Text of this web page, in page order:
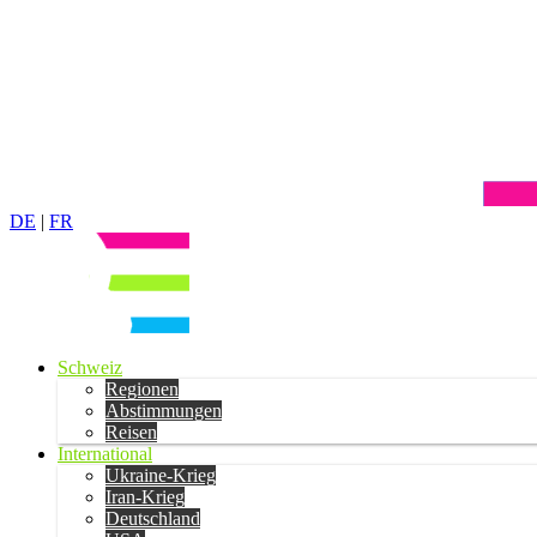
DE | FR
Schweiz
Regionen
Abstimmungen
Reisen
International
Ukraine-Krieg
Iran-Krieg
Deutschland